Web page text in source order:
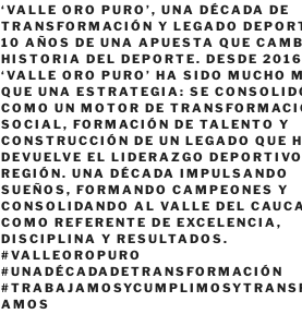
‘VALLE ORO PURO’, UNA DÉCADA DE
TRANSFORMACIÓN Y LEGADO
10 AÑOS DE UNA APUESTA QUE
HISTORIA DEL DEPORTE. DESDE
‘VALLE ORO PURO’ HA SIDO MUCHO
QUE UNA ESTRATEGIA: SE
COMO UN MOTOR DE
SOCIAL, FORMACIÓN DE TALENTO Y
CONSTRUCCIÓN DE UN LEGADO QUE
DEVUELVE EL LIDERAZGO
REGIÓN. UNA DÉCADA IMPULSANDO
SUEÑOS, FORMANDO CAMPEONES Y
CONSOLIDANDO AL VALLE DEL
COMO REFERENTE DE EXCELENCIA,
DISCIPLINA Y RESULTADOS.
#VALLEOROPURO
#UNADÉCADADETRANSFORMACIÓN
AMOS